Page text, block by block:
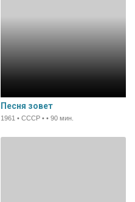
Песня зовет
1961 • СССР • • 90 мин.